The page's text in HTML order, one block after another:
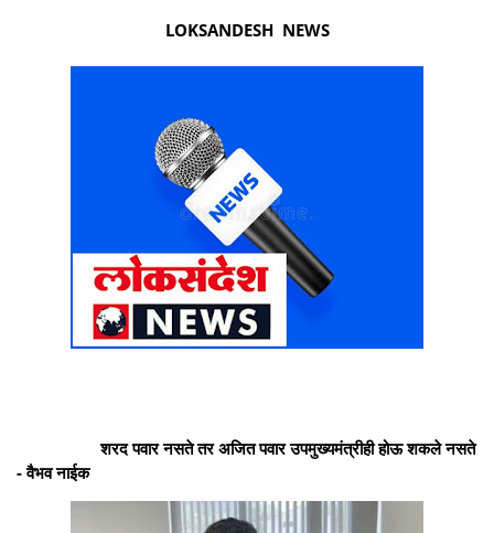
LOKSANDESH NEWS
शरद पवार नसते तर अजित पवार उपमुख्यमंत्रीही होऊ शकले नसते
- वैभव नाईक